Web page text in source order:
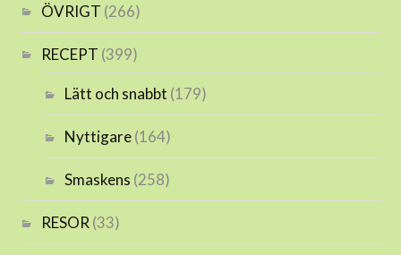
ÖVRIGT (266)
RECEPT (399)
Lätt och snabbt (179)
Nyttigare(164)
Smaskens (258)
RESOR (33)